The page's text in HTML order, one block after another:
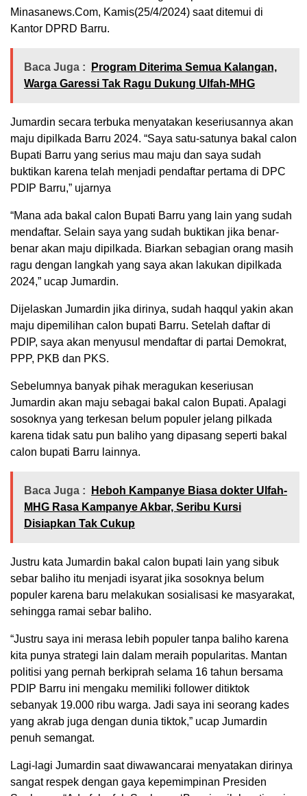
Minasanews.Com, Kamis(25/4/2024) saat ditemui di
Kantor DPRD Barru.
Baca Juga :
Program Diterima Semua Kalangan,
Warga Garessi Tak Ragu Dukung Ulfah-MHG
Jumardin secara terbuka menyatakan keseriusannya akan
maju dipilkada Barru 2024. “Saya satu-satunya bakal calon
Bupati Barru yang serius mau maju dan saya sudah
buktikan karena telah menjadi pendaftar pertama di DPC
PDIP Barru,” ujarnya
“Mana ada bakal calon Bupati Barru yang lain yang sudah
mendaftar. Selain saya yang sudah buktikan jika benar-
benar akan maju dipilkada. Biarkan sebagian orang masih
ragu dengan langkah yang saya akan lakukan dipilkada
2024,” ucap Jumardin.
Dijelaskan Jumardin jika dirinya, sudah haqqul yakin akan
maju dipemilihan calon bupati Barru. Setelah daftar di
PDIP, saya akan menyusul mendaftar di partai Demokrat,
PPP, PKB dan PKS.
Sebelumnya banyak pihak meragukan keseriusan
Jumardin akan maju sebagai bakal calon Bupati. Apalagi
sosoknya yang terkesan belum populer jelang pilkada
karena tidak satu pun baliho yang dipasang seperti bakal
calon bupati Barru lainnya.
Baca Juga :
Heboh Kampanye Biasa dokter Ulfah-
MHG Rasa Kampanye Akbar, Seribu Kursi
Disiapkan Tak Cukup
Justru kata Jumardin bakal calon bupati lain yang sibuk
sebar baliho itu menjadi isyarat jika sosoknya belum
populer karena baru melakukan sosialisasi ke masyarakat,
sehingga ramai sebar baliho.
“Justru saya ini merasa lebih populer tanpa baliho karena
kita punya strategi lain dalam meraih popularitas. Mantan
politisi yang pernah berkiprah selama 16 tahun bersama
PDIP Barru ini mengaku memiliki follower ditiktok
sebanyak 19.000 ribu warga. Jadi saya ini seorang kades
yang akrab juga dengan dunia tiktok,” ucap Jumardin
penuh semangat.
Lagi-lagi Jumardin saat diwawancarai menyatakan dirinya
sangat respek dengan gaya kepemimpinan Presiden